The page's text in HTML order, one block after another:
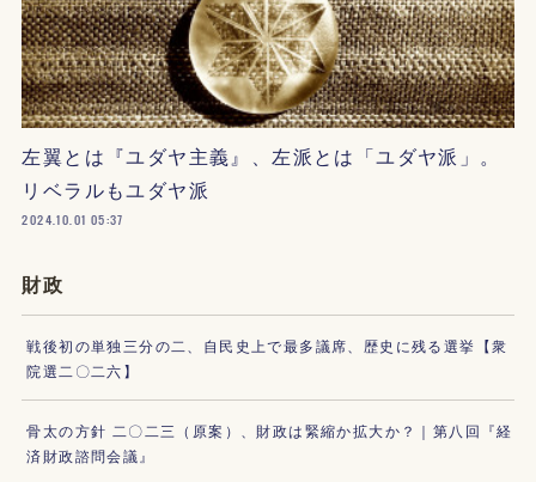
左翼とは『ユダヤ主義』、左派とは「ユダヤ派」。
リベラルもユダヤ派
2024.10.01 05:37
財政
戦後初の単独三分の二、自民史上で最多議席、歴史に残る選挙【衆
院選二〇二六】
骨太の方針 二〇二三（原案）、財政は緊縮か拡大か？｜第八回『経
済財政諮問会議』